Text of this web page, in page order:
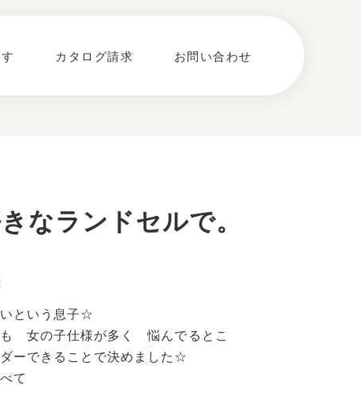
カタログ請求 お問い合わせ
なランドセルで。
という息子☆
も 女の子仕様が多く 悩んでるとこ
ーできることで決めました☆
て